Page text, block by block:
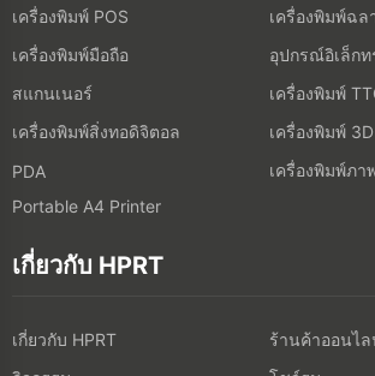
เครื่องพิมพ์ POS
เครื่องพิมพ์ฉล
เครื่องพิมพ์มือถือ
สแกนเนอร์
เครื่องพิมพ์
เครื่องพิมพ์สิ่งทอดิจิตอล
เครื่องพิมพ์ 3D
PDA
เครื่องพิมพ์ภา
Portable A4 Printer
เกี่ยวกับ HPRT
เกี่ยวกับ HPRT
ร้านค้าออนไ